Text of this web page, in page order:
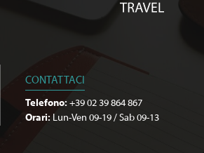
CONTATTACI
Telefono: +39 02 39 864 867
Orari: Lun-Ven 09-19 / Sab 09-13